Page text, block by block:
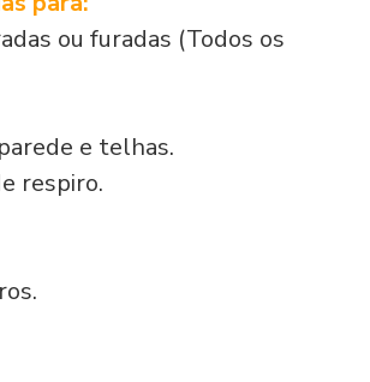
ou furadas (Todos os
e telhas.
respiro.